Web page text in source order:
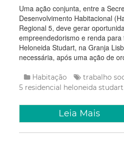
Uma ação conjunta, entre a
Desenvolvimento Habitacional
Regional 5, deve gerar
empreendedorismo e renda
Heloneida Studart, na Granja
necessária, após uma ação de
Habitação trabalho
5 residencial heloneida studart
Leia Mais